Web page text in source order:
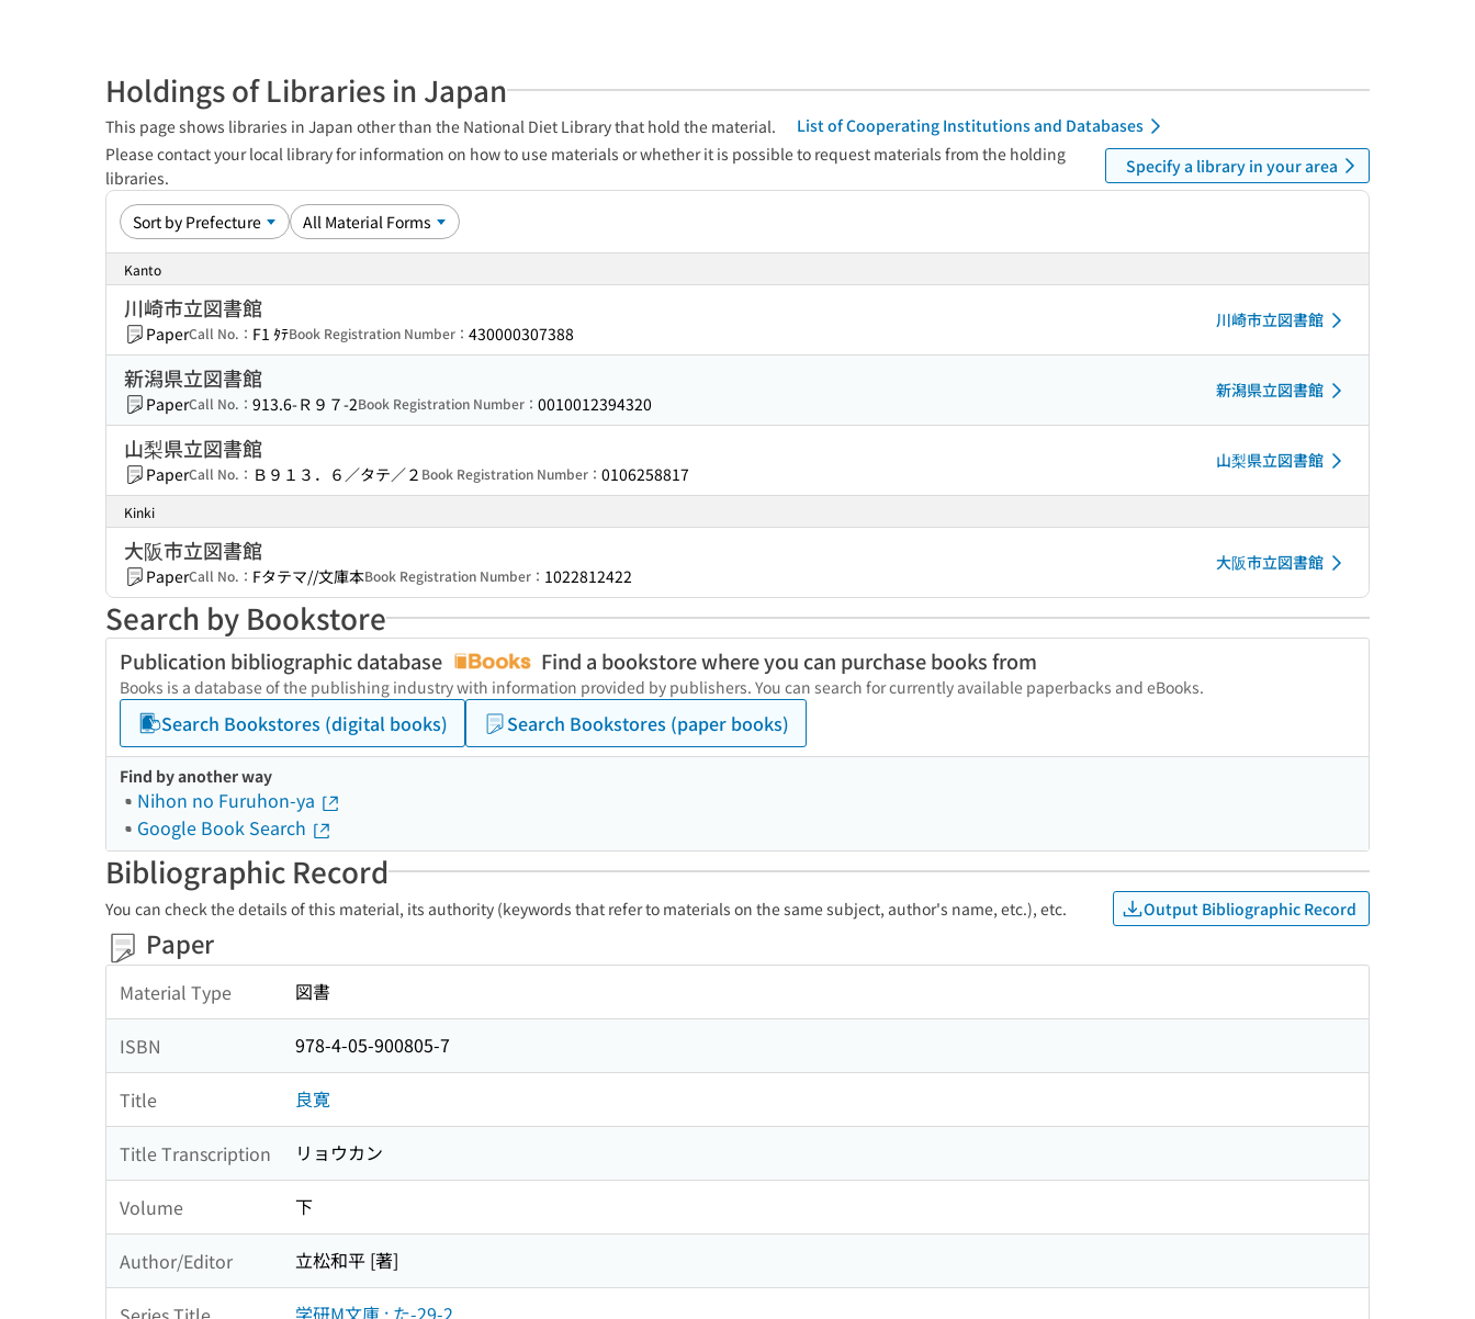
Holdings of Libraries in Japan
This page shows libraries in Japan other than the National Diet Library that hold the material.
List of Cooperating Institutions and Databases
Please contact your local library for information on how to use materials or whether it is possible to request materials from the holding
libraries.
Specify a library in your area
Kanto
川崎市立図書館
PaperCall No.： F1 ﾀﾃBook Registration Number： 430000307388
川崎市立図書館
新潟県立図書館
PaperCall No.： 913.6-Ｒ９７-2Book Registration Number： 0010012394320
新潟県立図書館
山梨県立図書館
PaperCall No.： Ｂ９１３．６／タテ／２ Book Registration Number： 0106258817
山梨県立図書館
Kinki
大阪市立図書館
PaperCall No.： Fタテマ//文庫本Book Registration Number： 1022812422
大阪市立図書館
Search by Bookstore
Publication bibliographic database Find a bookstore where you can purchase books from
Books is a database of the publishing industry with information provided by publishers. You can search for currently available paperbacks and eBooks.
Search Bookstores (digital books) Search Bookstores (paper books)
Find by another way
Nihon no Furuhon-ya
Google Book Search
Bibliographic Record
You can check the details of this material, its authority (keywords that refer to materials on the same subject, author's name, etc.), etc. Output Bibliographic Record
Paper
Material Type 図書
ISBN 978-4-05-900805-7
Title 良寛
Title Transcription リョウカン
Volume 下
Author/Editor 立松和平 [著]
学研M文庫 ; た-29-2